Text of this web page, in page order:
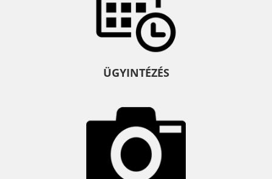
ÜGYINTÉZÉS